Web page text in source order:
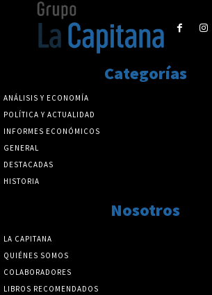
Categorías
ANÁLISIS Y ECONOMÍA
POLÍTICA Y ACTUALIDAD
INFORMES ECONÓMICOS
GENERAL
DESTACADAS
HISTORIA
Nosotros
LA CAPITANA
QUIÉNES SOMOS
COLABORADORES
LIBROS RECOMENDADOS